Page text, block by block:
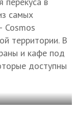
самых
Cosmos
территории. В
и кафе под
доступны